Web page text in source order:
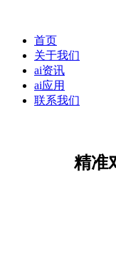
首页
关于我们
ai资讯
ai应用
联系我们
精准